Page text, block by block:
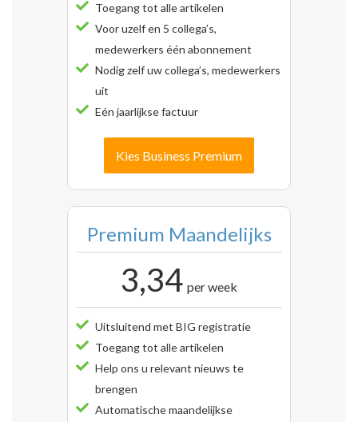
Toegang tot alle artikelen
Voor uzelf en 5 collega’s,
medewerkers één abonnement
Nodig zelf uw collega’s, medewerkers
uit
Eén jaarlijkse factuur
Kies Business Premium
Premium Maandelijks
3,34 per week
Uitsluitend met BIG registratie
Toegang tot alle artikelen
Help ons u relevant nieuws te
brengen
Automatische maandelijkse